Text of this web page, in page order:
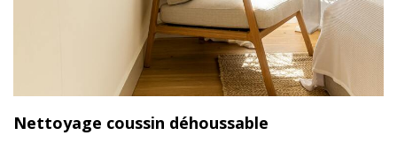
Nettoyage coussin déhoussable